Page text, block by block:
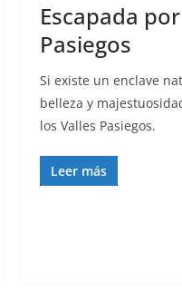
Escapada
Pasiegos
Si existe un enclave
belleza y
los Valles Pasiegos.
Leer más